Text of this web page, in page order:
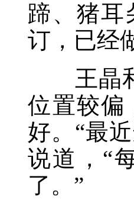
蹄、猪耳
订，已经
王晶和
位置较偏
好。“最
说道，“
了。”